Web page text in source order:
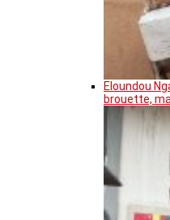
Eloundou
brouette,